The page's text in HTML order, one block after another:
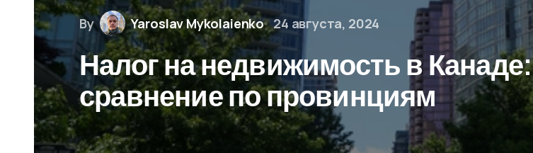
By Yaroslav Mykolaienko 24 августа, 2024
Налог на недвижимость в Канаде:
сравнение по провинциям